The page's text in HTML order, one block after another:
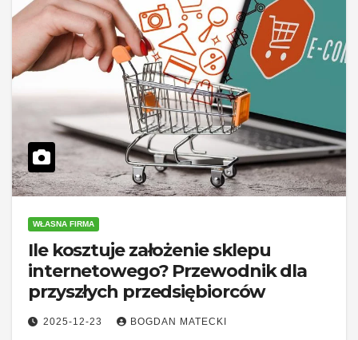
WŁASNA FIRMA
Ile kosztuje założenie sklepu
internetowego? Przewodnik dla
przyszłych przedsiębiorców
2025-12-23 BOGDAN MATECKI